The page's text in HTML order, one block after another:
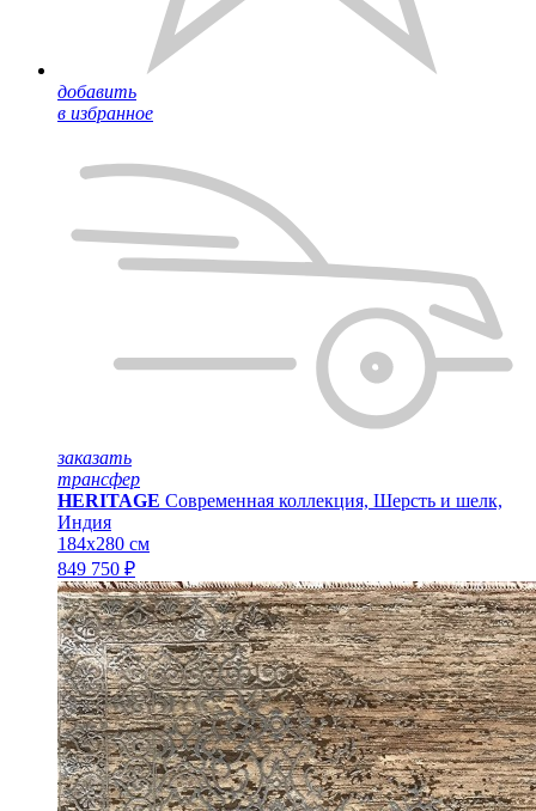
добавить
в избранное
заказать
трансфер
HERITAGE Современная коллекция, Шерсть и шелк,
Индия
184x280 см
849 750 ₽